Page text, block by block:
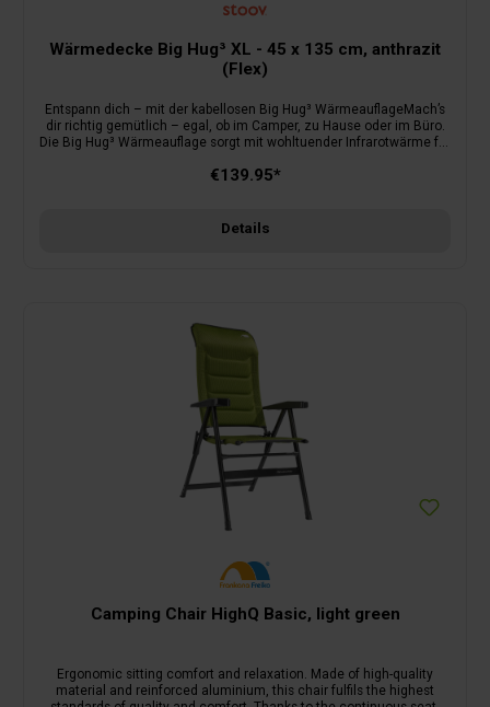
Wärmedecke Big Hug³ XL - 45 x 135 cm, anthrazit
(Flex)
Entspann dich – mit der kabellosen Big Hug³ WärmeauflageMach’s
dir richtig gemütlich – egal, ob im Camper, zu Hause oder im Büro.
Die Big Hug³ Wärmeauflage sorgt mit wohltuender Infrarotwärme für
vergessen.Einfach auf Stuhl oder Sessel legen, zurücklehnen und
Laufzeit – für Wärme, wo du sie brauchst.Wohlfühlwärme nach
Maximale Sicherheit bei maximalem Komfort.Ob beim Lesen,
Arbeiten oder einfach zum Abschalten – mit der Big Hug³ genießt
€139.95*
Details
Camping Chair HighQ Basic, light green
Ergonomic sitting comfort and relaxation. Made of high-quality
material and reinforced aluminium, this chair fulfils the highest